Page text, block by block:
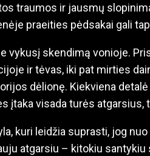
traumos ir jausmų
praeities pėdsakai gali
vykusį skendimą vonioje.
ir tėvas, iki pat mirties
dėlionę. Kiekviena
įtaka visada turės
kuri leidžia suprasti, jog
atgarsiu – kitokiu santykiu